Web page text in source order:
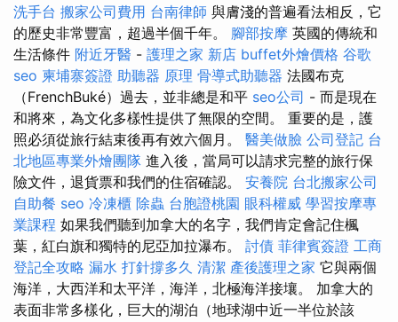
洗手台 搬家公司費用 台南律師 與膚淺的普遍看法相反，它
的歷史非常豐富，超過半個千年。 腳部按摩 英國的傳統和
生活條件 附近牙醫 - 護理之家 新店 buffet外燴價格 谷歌
seo 柬埔寨簽證 助聽器 原理 骨導式助聽器 法國布克
（FrenchBuké）過去，並非總是和平 seo公司 - 而是現在
和將來，為文化多樣性提供了無限的空間。 重要的是，護
照必須從旅行結束後再有效六個月。 醫美做臉 公司登記 台
北地區專業外燴團隊 進入後，當局可以請求完整的旅行保
險文件，退貨票和我們的住宿確認。 安養院 台北搬家公司
自助餐 seo 冷凍櫃 除蟲 台胞證桃園 眼科權威 學習按摩專
業課程 如果我們聽到加拿大的名字，我們肯定會記住楓
葉，紅白旗和獨特的尼亞加拉瀑布。 討債 菲律賓簽證 工商
登記全攻略 漏水 打針撐多久 清潔 產後護理之家 它與兩個
海洋，大西洋和太平洋，海洋，北極海洋接壤。 加拿大的
表面非常多樣化，巨大的湖泊（地球湖中近一半位於該